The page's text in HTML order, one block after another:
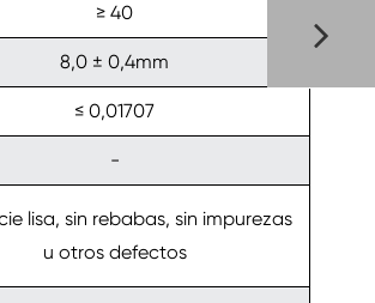
≥ 40
8,0 ± 0,4mm
≤ 0,01707
-
lisa, sin rebabas, sin impurezas
u otros defectos